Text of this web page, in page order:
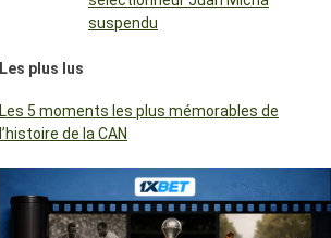
suspendu
Les plus lus
Les 5 moments les plus mémorables de
l’histoire de la CAN